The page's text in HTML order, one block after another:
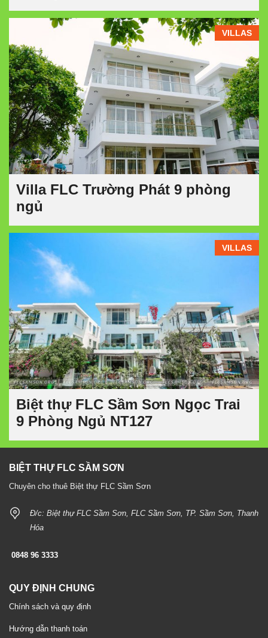
VILLAS
Villa FLC Trường Phát 9 phòng
ngủ
VILLAS
Biệt thự FLC Sầm Sơn Ngọc Trai
9 Phòng Ngủ NT127
BIỆT THỰ FLC SẦM SƠN
Chuyên cho thuê Biệt thự FLC Sầm Sơn
Đ/c: Biệt thự FLC Sầm Sơn, FLC Sầm Sơn, TP. Sầm Sơn, Thanh
Hóa
0848 96 3333
QUY ĐỊNH CHUNG
Chính sách và quy định
Hướng dẫn thanh toán